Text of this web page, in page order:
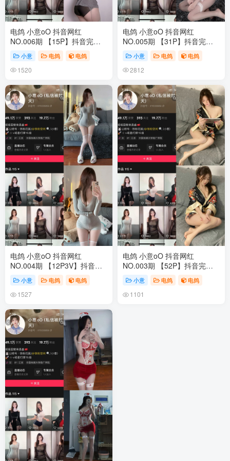
电鸽 小意oO 抖音网红
NO.006期 【15P】抖音完整
版合集
小意 电鸽 电鸽
1520
电鸽 小意oO 抖音网红
NO.005期 【31P】抖音完整
版合集
小意 电鸽 电鸽
2812
电鸽 小意oO 抖音网红
NO.004期 【12P3V】抖音完
整版合集
小意 电鸽 电鸽
1527
电鸽 小意oO 抖音网红
NO.003期 【52P】抖音完整
版合集
小意 电鸽 电鸽
1101